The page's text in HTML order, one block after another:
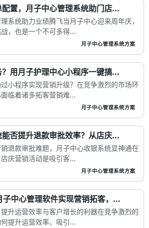
置，月子中心管理系统助门店...
系统助力业绩腾飞当月子中心迎来周年庆，
，也是一个不可多得...
月子中心管理系统方案
用月子护理中心小程序一键搞...
小程序实现营销升级？在竞争激烈的市场环
临着诸多拓客营销难...
月子中心管理系统方案
否提升退款审批效率？从店庆...
退款审批难题，月子中心收银系统显神通在
庆营销活动是吸引客...
月子中心管理系统方案
中心管理软件实现营销拓客，...
升运营效率与客户增长的利器在竞争激烈的
提升运营效率、吸引...